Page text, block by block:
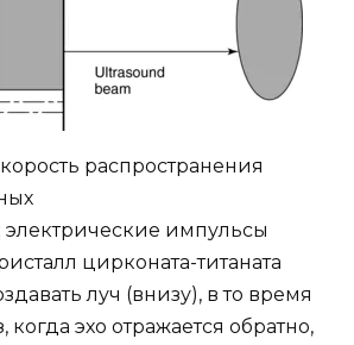
распространения
электрические импульсы
цирконата-титаната
луч (внизу), в то время
эхо отражается обратно,